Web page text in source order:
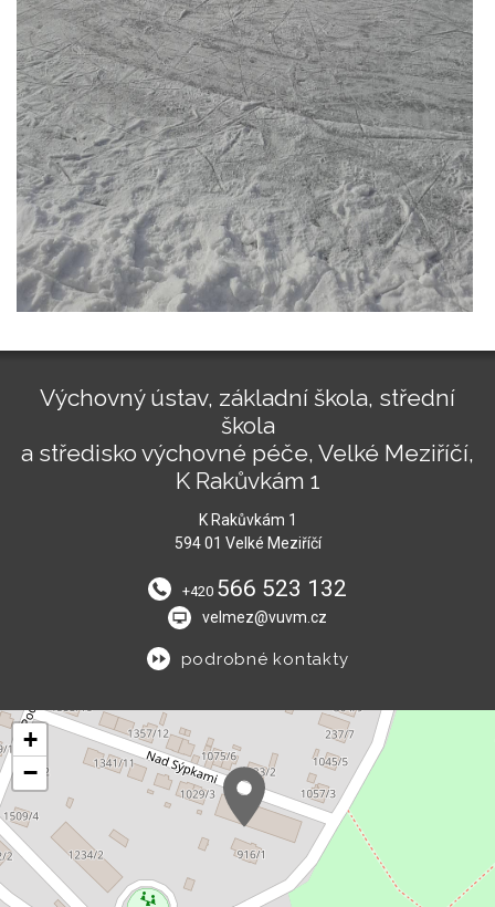
Výchovný ústav, základní škola, střední
škola
a středisko výchovné péče, Velké Meziříčí,
K Rakůvkám 1
K Rakůvkám 1
594 01 Velké Meziříčí
+420 566 523 132
velmez@vuvm.cz
podrobné kontakty
+
−